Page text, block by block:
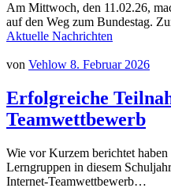
Am Mittwoch, den 11.02.26,
auf den Weg zum Bundestag.
Aktuelle Nachrichten
von Vehlow 8. Februar 2026
Erfolgreiche
Teamwettbewerb
Wie vor Kurzem berichtet
Lerngruppen in diesem
Internet-Teamwettbewerb…